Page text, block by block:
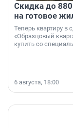
Скидка до
на готовое
Теперь квартиру
«Образцовый
купить со
6 августа, 18:00